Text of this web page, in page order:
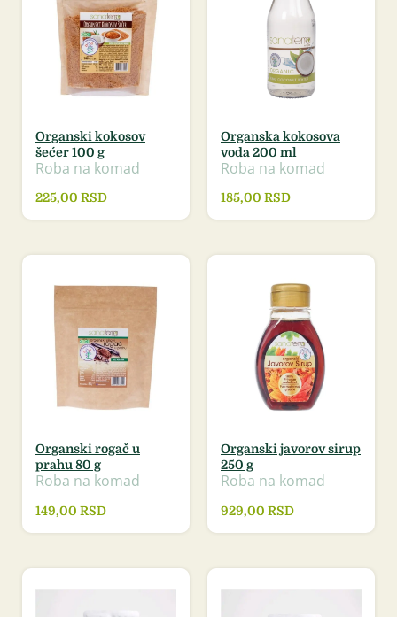
Organski kokosov
šećer 100 g
Roba na komad
225,00 RSD
Organska kokosova
voda 200 ml
Roba na komad
185,00 RSD
Organski rogač u
prahu 80 g
Roba na komad
149,00 RSD
Organski javorov sirup
250 g
Roba na komad
929,00 RSD